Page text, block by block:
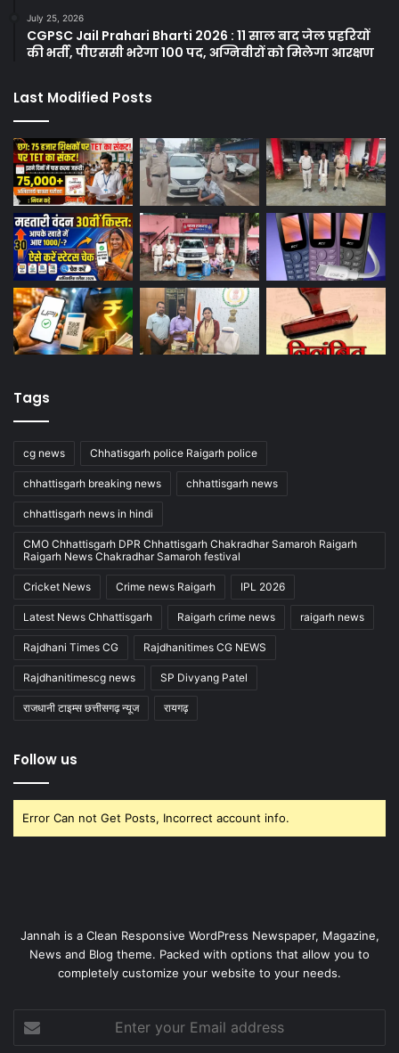
July 25, 2026
CGPSC Jail Prahari Bharti 2026 : 11 साल बाद जेल प्रहरियों
की भर्ती, पीएससी भरेगा 100 पद, अग्निवीरों को मिलेगा आरक्षण
Last Modified Posts
Tags
cg news Chhatisgarh police Raigarh police
chhattisgarh breaking news chhattisgarh news
chhattisgarh news in hindi
CMO Chhattisgarh DPR Chhattisgarh Chakradhar Samaroh Raigarh
Raigarh News Chakradhar Samaroh festival
Cricket News Crime news Raigarh IPL 2026
Latest News Chhattisgarh Raigarh crime news raigarh news
Rajdhani Times CG Rajdhanitimes CG NEWS
Rajdhanitimescg news SP Divyang Patel
राजधानी टाइम्स छत्तीसगढ़ न्यूज रायगढ़
Follow us
Error Can not Get Posts, Incorrect account info.
Jannah is a Clean Responsive WordPress Newspaper, Magazine,
News and Blog theme. Packed with options that allow you to
completely customize your website to your needs.
your